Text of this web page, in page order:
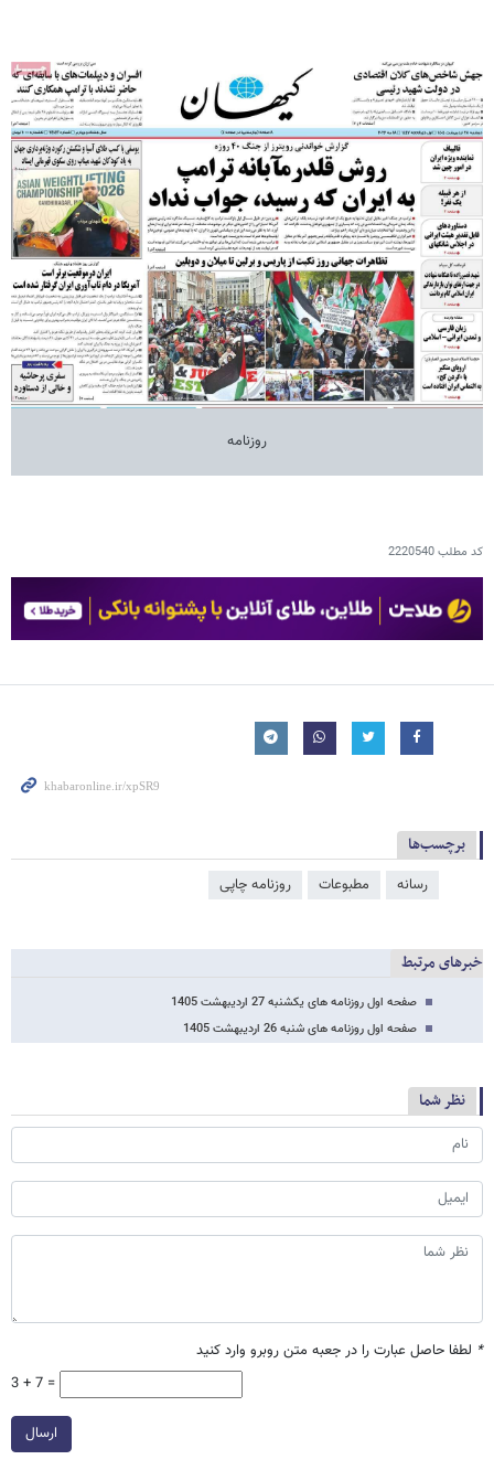
روزنامه
کد مطلب2220540
برچسب‌ها
رسانه مطبوعات روزنامه چاپی
خبرهای مرتبط
صفحه اول روزنامه های یکشنبه 27 اردیبهشت 1405
صفحه اول روزنامه های شنبه 26 اردیبهشت 1405
نظر شما
* لطفا حاصل عبارت را در جعبه متن روبرو وارد کنید
3 + 7 =
ارسال